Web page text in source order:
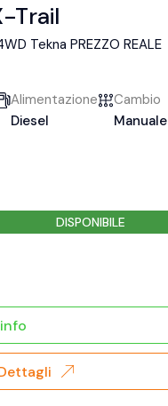
Trail
Tekna PREZZO REALE
Alimentazione
Diesel
Cambio
Manuale
DISPONIBILE